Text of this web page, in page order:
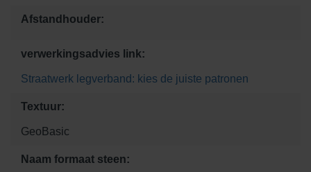
Afstandhouder:
verwerkingsadvies link:
Straatwerk legverband: kies de juiste patronen
Textuur:
GeoBasic
Naam formaat steen: